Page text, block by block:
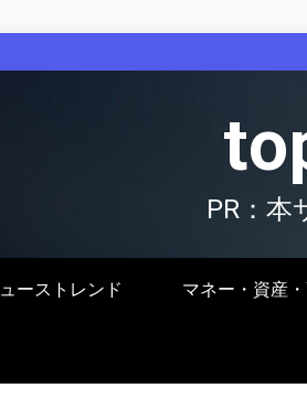
PR：本
ーストレンド マネー・資産